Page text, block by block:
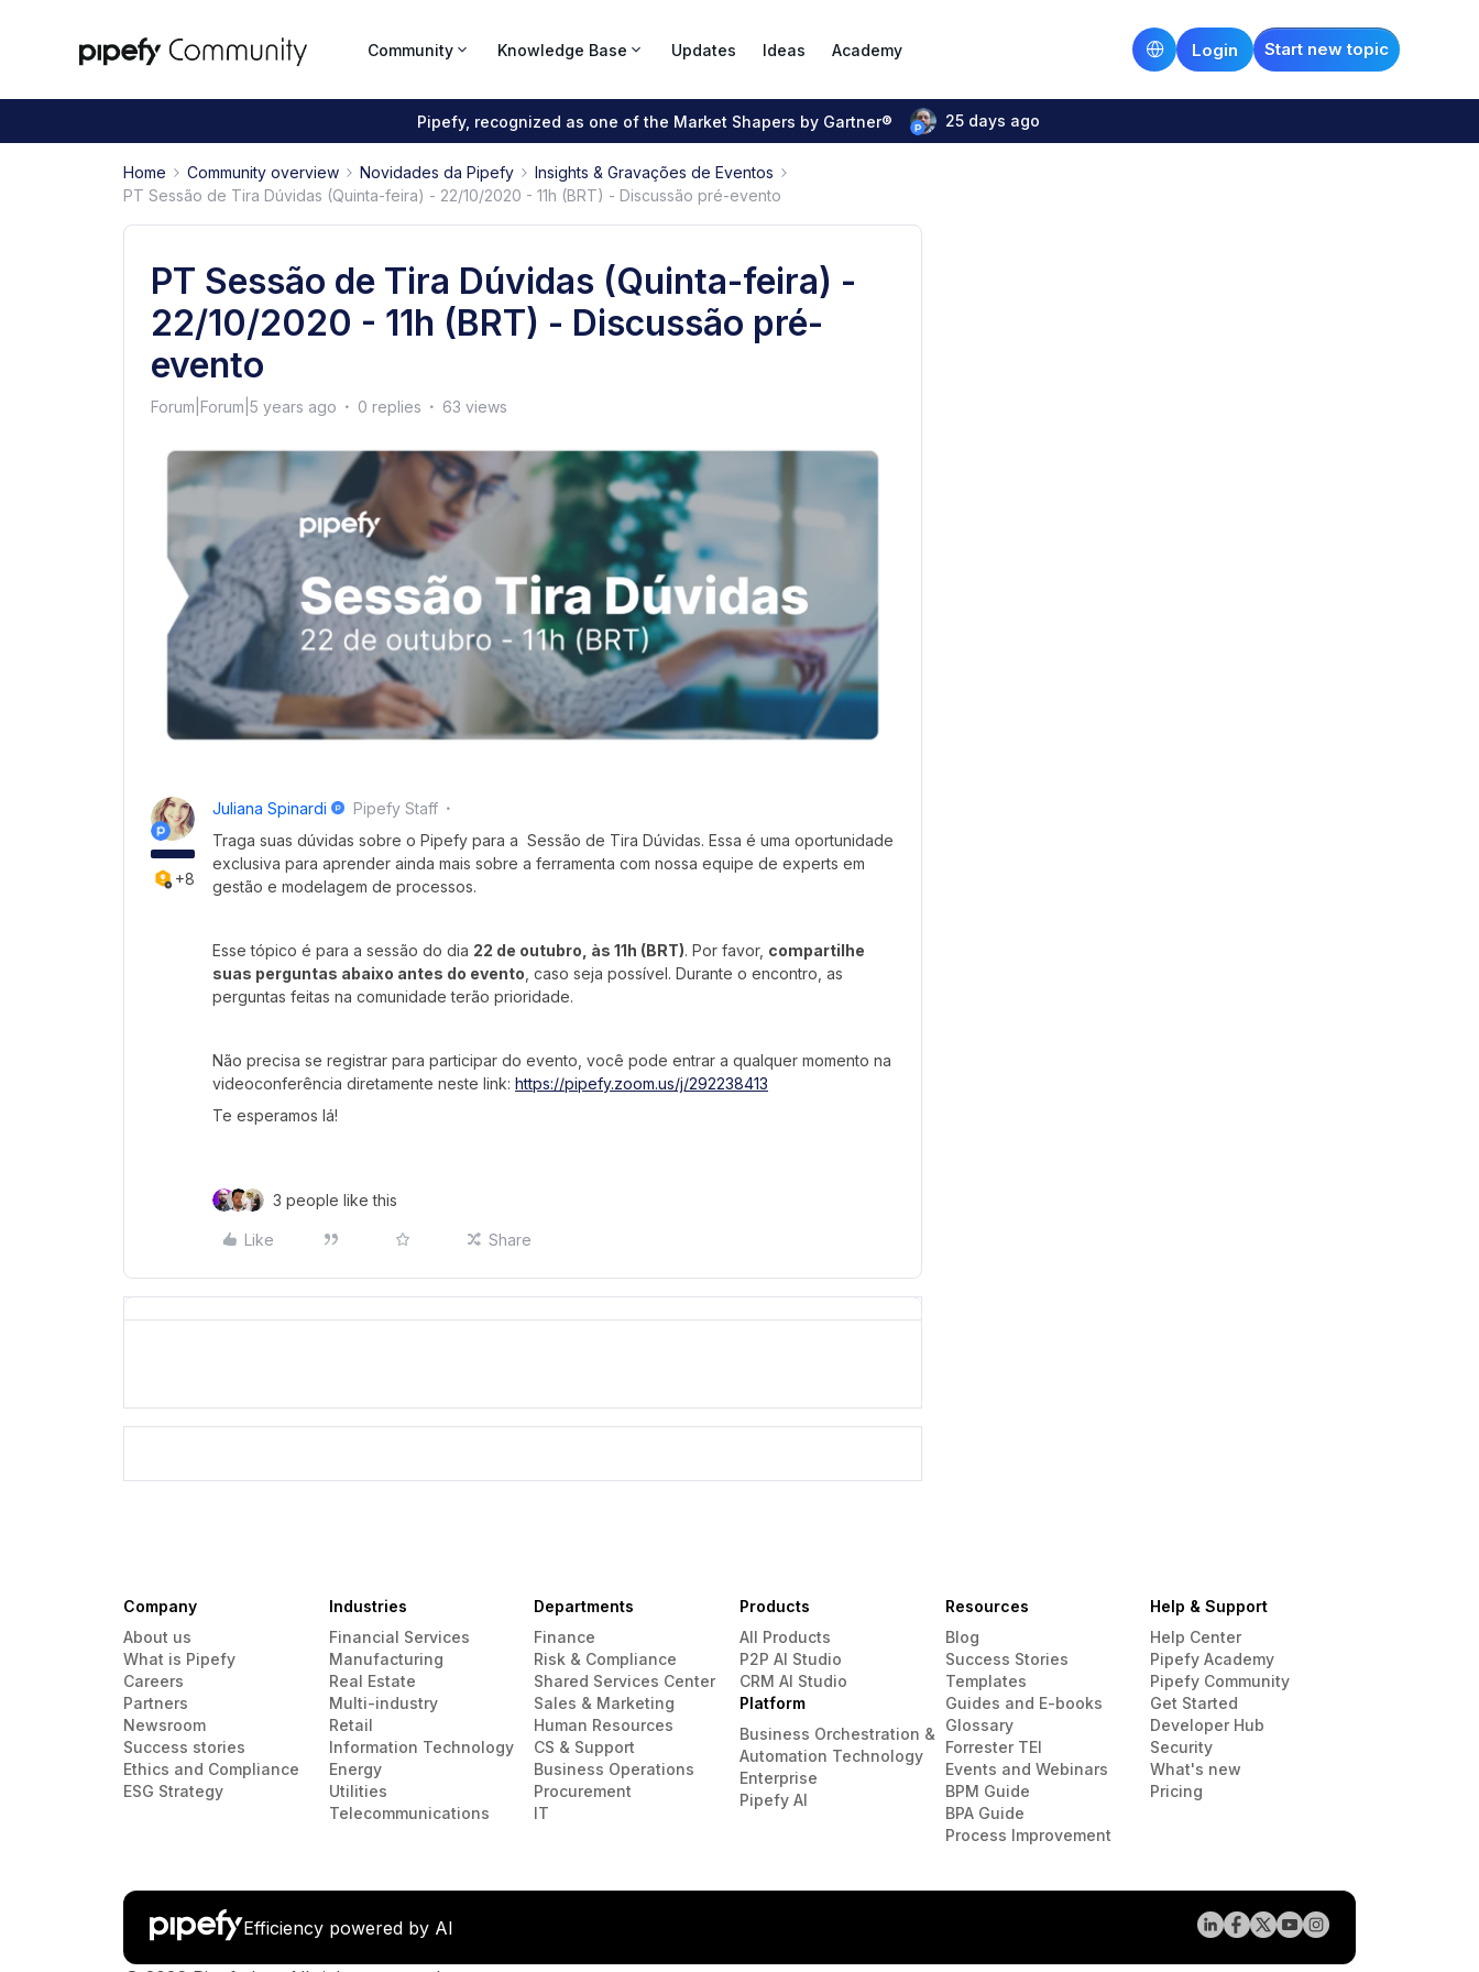
Community Knowledge Base Updates Ideas Academy Start new topic
Login
Pipefy, recognized as one of the Market Shapers by Gartner® 25 days ago
Home Community overview Novidades da Pipefy
Insights & Gravações de Eventos
PT Sessão de Tira Dúvidas (Quinta-feira) - 22/10/2020 - 11h (BRT) - Discussão pré-evento
PT Sessão de Tira Dúvidas (Quinta-feira) -
22/10/2020 - 11h (BRT) - Discussão pré-
evento
Forum|Forum|5 years ago 0 replies 63 views
+8
Juliana Spinardi
Pipefy Staff
Traga suas dúvidas sobre o Pipefy para a Sessão de Tira Dúvidas. Essa é uma oportunidade
exclusiva para aprender ainda mais sobre a ferramenta com nossa equipe de experts em
gestão e modelagem de processos.
Esse tópico é para a sessão do dia 22 de outubro, às 11h (BRT). Por favor, compartilhe
suas perguntas abaixo antes do evento, caso seja possível. Durante o encontro, as
perguntas feitas na comunidade terão prioridade.
Não precisa se registrar para participar do evento, você pode entrar a qualquer momento na
videoconferência diretamente neste link: https://pipefy.zoom.us/j/292238413
Te esperamos lá!
3 people like this
Like Share
Company
About us
What is Pipefy
Careers
Partners
Newsroom
Success stories
Ethics and Compliance
ESG Strategy
Industries
Financial Services
Manufacturing
Real Estate
Multi-industry
Retail
Information Technology
Energy
Utilities
Telecommunications
Departments
Finance
Risk & Compliance
Shared Services Center
Sales & Marketing
Human Resources
CS & Support
Business Operations
Procurement
IT
Products
All Products
P2P AI Studio
CRM AI Studio
Platform
Business Orchestration &
Automation Technology
Enterprise
Pipefy AI
Resources
Blog
Success Stories
Templates
Guides and E-books
Glossary
Forrester TEI
Events and Webinars
BPM Guide
BPA Guide
Process Improvement
Help & Support
Help Center
Pipefy Academy
Pipefy Community
Get Started
Developer Hub
Security
What's new
Pricing
Efficiency powered by AI